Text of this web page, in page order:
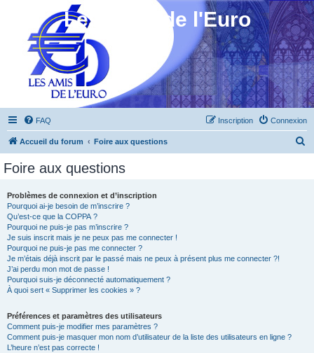
Les Amis de l'Euro
FAQ Connexion
Inscription
Accueil du forum Foire aux questions
Foire aux questions
Problèmes de connexion et d’inscription
Pourquoi ai-je besoin de m’inscrire ?
Qu’est-ce que la COPPA ?
Pourquoi ne puis-je pas m’inscrire ?
Je suis inscrit mais je ne peux pas me connecter !
Pourquoi ne puis-je pas me connecter ?
Je m’étais déjà inscrit par le passé mais ne peux à présent plus me connecter ?!
J’ai perdu mon mot de passe !
Pourquoi suis-je déconnecté automatiquement ?
À quoi sert « Supprimer les cookies » ?
Préférences et paramètres des utilisateurs
Comment puis-je modifier mes paramètres ?
Comment puis-je masquer mon nom d’utilisateur de la liste des utilisateurs en ligne ?
L’heure n’est pas correcte !